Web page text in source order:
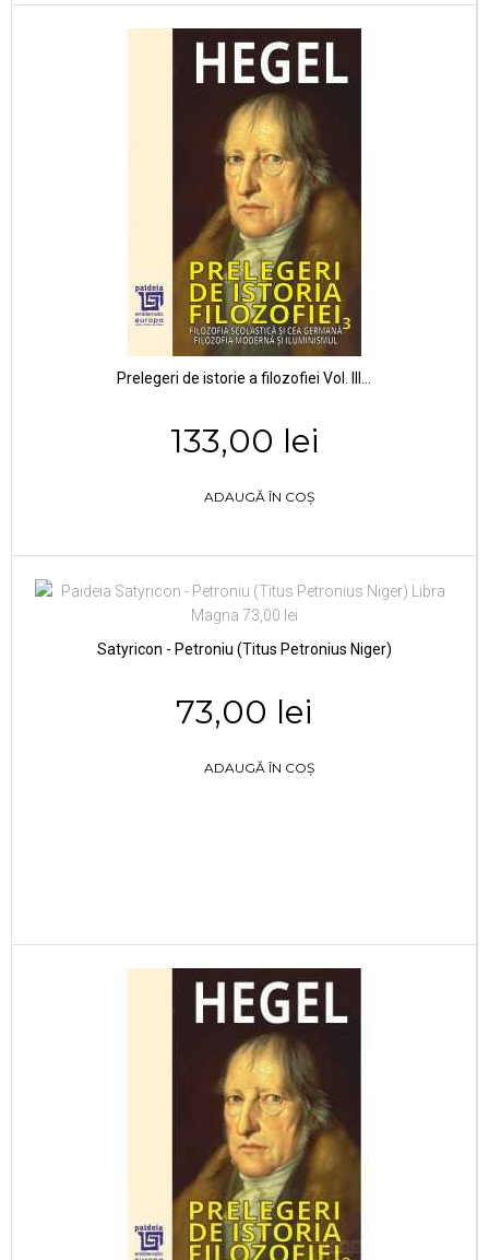
Prelegeri de istorie a filozofiei Vol. III...
133,00 lei
ADAUGĂ ÎN COȘ
Satyricon - Petroniu (Titus Petronius Niger)
73,00 lei
ADAUGĂ ÎN COȘ